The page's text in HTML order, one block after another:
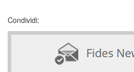
Condividi: